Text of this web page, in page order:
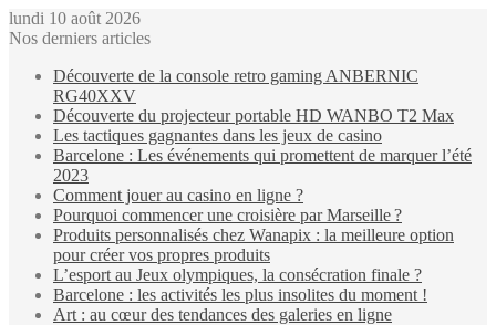
lundi 10 août 2026
Nos derniers articles
Découverte de la console retro gaming ANBERNIC
RG40XXV
Découverte du projecteur portable HD WANBO T2 Max
Les tactiques gagnantes dans les jeux de casino
Barcelone : Les événements qui promettent de marquer l’été
2023
Comment jouer au casino en ligne ?
Pourquoi commencer une croisière par Marseille ?
Produits personnalisés chez Wanapix : la meilleure option
pour créer vos propres produits
L’esport au Jeux olympiques, la consécration finale ?
Barcelone : les activités les plus insolites du moment !
Art : au cœur des tendances des galeries en ligne